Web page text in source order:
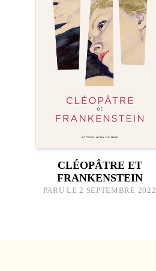
CLÉOPÂTRE ET
FRANKENSTEIN
PARU LE 2 SEPTEMBRE 2022